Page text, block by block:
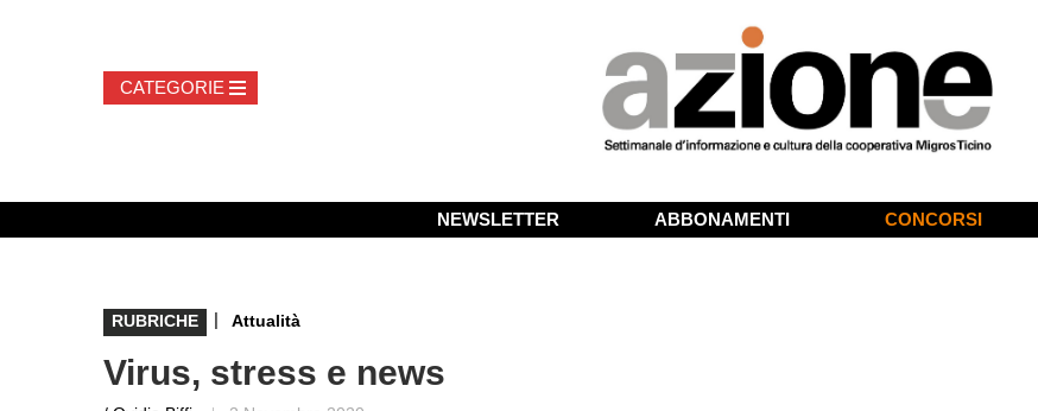
NEWSLETTER ABBONAMENTI CONCORSI
RUBRICHE | Attualità
Virus, stress e news